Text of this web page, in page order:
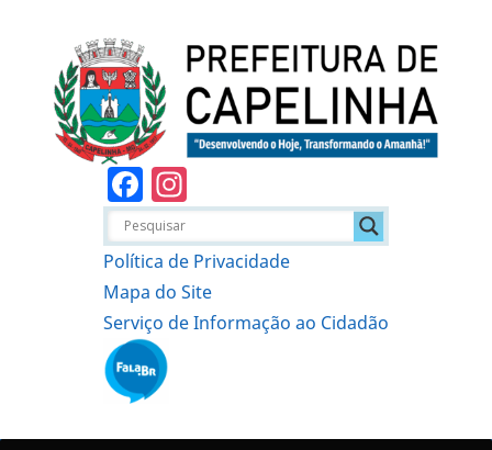
Facebook
Política de Privacidade
Mapa do Site
Serviço de Informação ao Cidadão